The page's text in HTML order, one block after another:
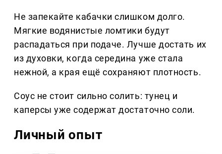
Не запекайте кабачки слишком долго.
Мягкие водянистые ломтики будут
распадаться при подаче. Лучше достать их
из духовки, когда середина уже стала
нежной, а края ещё сохраняют плотность.
Соус не стоит сильно солить: тунец и
каперсы уже содержат достаточно соли.
Личный опыт